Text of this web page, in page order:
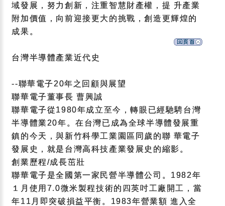
域發展，努力創新，注重智慧財產權，提 升產業
附加價值，向前迎接更大的挑戰，創造更輝煌的
成果。
台灣半導體產業近代史
--聯華電子20年之回顧與展望
聯華電子董事長 曹興誠
聯華電子從1980年成立至今，轉眼已經馳騁台灣
半導體業20年。在台灣已成為全球半導體發展重
鎮的今天，與新竹科學工業園區同歲的聯 華電子
發展史，就是台灣高科技產業發展史的縮影。
創業歷程/成長茁壯
聯華電子是全國第一家民營半導體公司。1982年
１月使用7.0微米製程技術的四英吋工廠開工，當
年11月即突破損益平衡。1983年營業額 進入全